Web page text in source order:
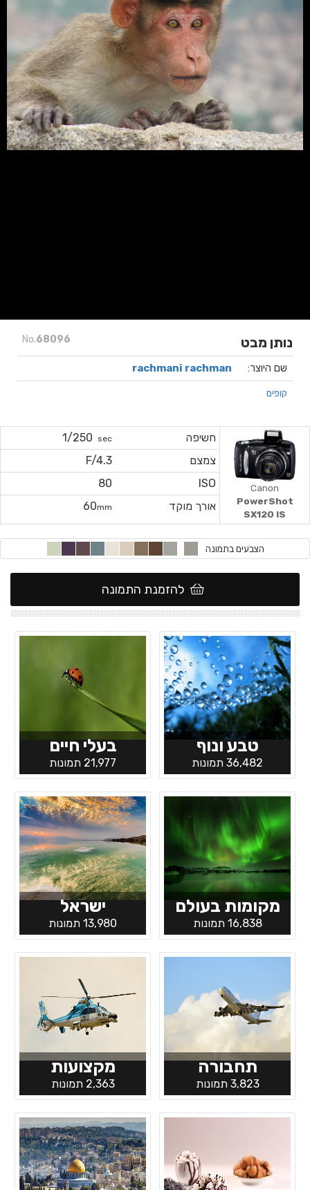
No.68096 נותן מבט
שם היוצר: rachmani rachman
קופים
חשיפה sec
1/250
צמצם
F/4.3
ISO
80
אורך מוקד
60mm
Canon
PowerShot
SX120 IS
הצבעים בתמונה
להזמנת התמונה
טבע ונוף
36,482 תמונות
בעלי חיים
21,977 תמונות
מקומות בעולם
16,838 תמונות
ישראל
13,980 תמונות
תחבורה
3,823 תמונות
מקצועות
2,363 תמונות